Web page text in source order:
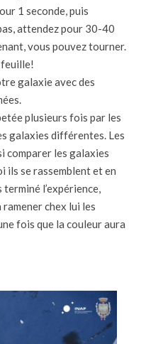
1 seconde, puis
attendez pour 30-40
vous pouvez tourner.
feuille!
galaxie avec des
plusieurs fois par les
galaxies différentes. Les
comparer les galaxies
ils se rassemblent et en
l’expérience,
chex lui les
fois que la couleur aura